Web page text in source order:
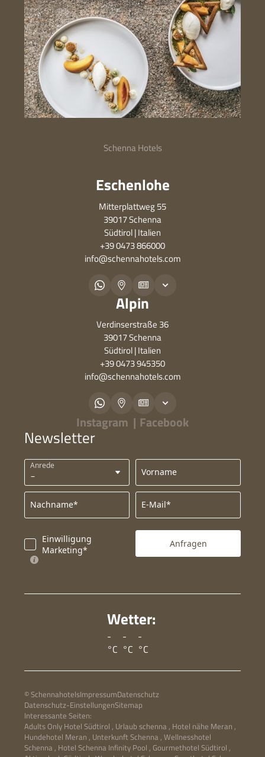
Schenna Hotels
Eschenlohe
Mitterplattweg 55
39017 Schenna
Südtirol | Italien
+39 0473 866000
info@schennahotels.com
Alpin
Verdinserstraße 36
39017 Schenna
Südtirol | Italien
+39 0473 945350
info@schennahotels.com
Instagram | Facebook
Newsletter
Anrede
Vorname
Nachname* E-Mail*
Einwilligung
Marketing*
Anfragen
Wetter:
-
°C
-
°C
-
°C
© SchennahotelsImpressumDatenschutz
Datenschutz-EinstellungenSitemap
Interessante Seiten:
Adults Only Hotel Südtirol , Urlaub schenna , Hotel nähe Meran ,
Hundehotel Meran , Unterkunft Schenna , Wellnesshotel
Schenna , Hotel Schenna Infinity Pool , Gourmethotel Südtirol ,